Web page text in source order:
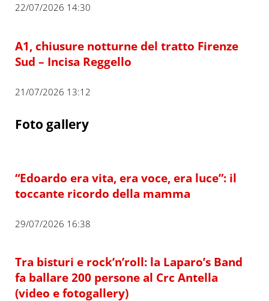
22/07/2026 14:30
A1, chiusure notturne del tratto Firenze
Sud – Incisa Reggello
21/07/2026 13:12
Foto gallery
“Edoardo era vita, era voce, era luce”: il
toccante ricordo della mamma
29/07/2026 16:38
Tra bisturi e rock’n’roll: la Laparo’s Band
fa ballare 200 persone al Crc Antella
(video e fotogallery)